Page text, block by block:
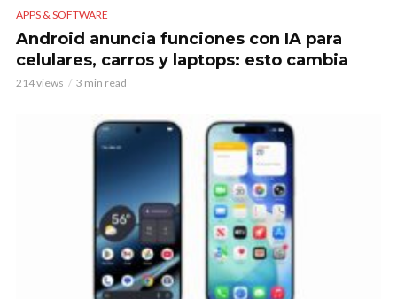
APPS & SOFTWARE
Android anuncia funciones con IA para
celulares, carros y laptops: esto cambia
214 views 3 min read